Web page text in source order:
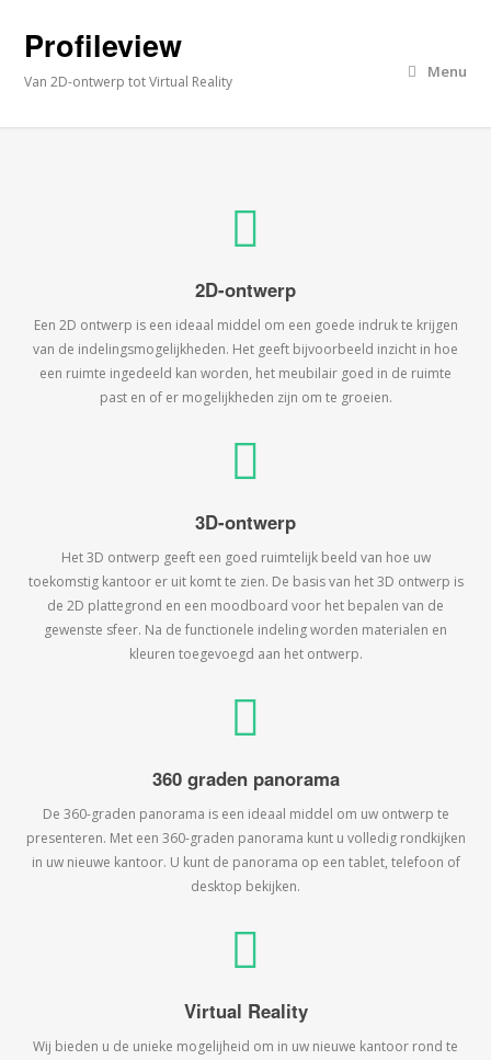
Profileview
Van 2D-ontwerp tot Virtual Reality
Menu
2D-ontwerp
Een 2D ontwerp is een ideaal middel om een goede indruk te krijgen
van de indelingsmogelijkheden. Het geeft bijvoorbeeld inzicht in hoe
een ruimte ingedeeld kan worden, het meubilair goed in de ruimte
past en of er mogelijkheden zijn om te groeien.
3D-ontwerp
Het 3D ontwerp geeft een goed ruimtelijk beeld van hoe uw
toekomstig kantoor er uit komt te zien. De basis van het 3D ontwerp is
de 2D plattegrond en een moodboard voor het bepalen van de
gewenste sfeer. Na de functionele indeling worden materialen en
kleuren toegevoegd aan het ontwerp.
360 graden panorama
De 360-graden panorama is een ideaal middel om uw ontwerp te
presenteren. Met een 360-graden panorama kunt u volledig rondkijken
in uw nieuwe kantoor. U kunt de panorama op een tablet, telefoon of
desktop bekijken.
Virtual Reality
Wij bieden u de unieke mogelijheid om in uw nieuwe kantoor rond te